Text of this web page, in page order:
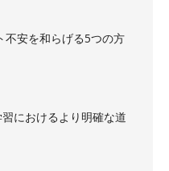
不安を和らげる5つの方
におけるより明確な道